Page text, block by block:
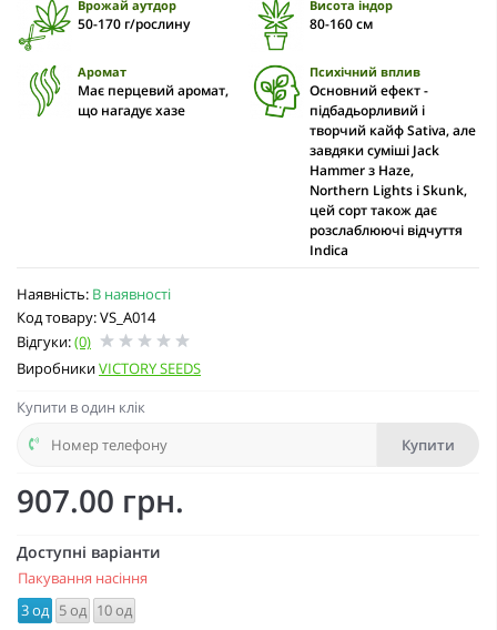
Наявність: В наявності
Код товару: VS_A014
Відгуки:(0)
ВиробникиVICTORY SEEDS
Врожай аутдор
50-170 г/рослину
Висота індор
80-160 см
Аромат
Має перцевий аромат,
що нагадує хазе
Психічний вплив
Основний ефект -
підбадьорливий і
творчий кайф Sativa, але
завдяки суміші Jack
Hammer з Haze,
Northern Lights і Skunk,
цей сорт також дає
розслаблюючі відчуття
Indica
Купити в один клік
Купити
907.00 грн.
Доступні варіанти
Пакування насіння
3 од 5 од 10 од